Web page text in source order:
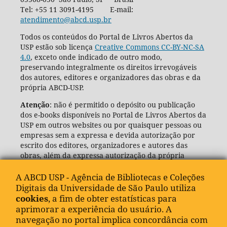
Tel: +55 11 3091-4195 E-mail:
atendimento@abcd.usp.br
Todos os conteúdos do Portal de Livros Abertos da
USP estão sob licença Creative Commons CC-BY-NC-SA
4.0, exceto onde indicado de outro modo,
preservando integralmente os direitos irrevogáveis
dos autores, editores e organizadores das obras e da
própria ABCD-USP.
Atenção: não é permitido o depósito ou publicação
dos e-books disponíveis no Portal de Livros Abertos da
USP em outros websites ou por quaisquer pessoas ou
empresas sem a expressa e devida autorização por
escrito dos editores, organizadores e autores das
obras, além da expressa autorização da própria
(ABCD-USP).
A ABCD USP - Agência de Bibliotecas e Coleções
Digitais da Universidade de São Paulo utiliza
cookies, a fim de obter estatísticas para
aprimorar a experiência do usuário. A
navegação no portal implica concordância com